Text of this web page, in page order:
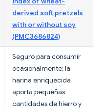
derived soft pretzels
with or without soy
(PMC3686824)
Seguro para consumir
ocasionalmente; la
harina enriquecida
aporta pequeñas
cantidades de hierro y